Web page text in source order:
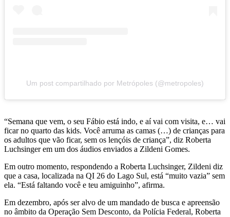
Um post compartilhado por Metrópoles (@metropoles)
“Semana que vem, o seu Fábio está indo, e aí vai com visita, e… vai
ficar no quarto das kids. Você arruma as camas (…) de crianças para
os adultos que vão ficar, sem os lençóis de criança”, diz Roberta
Luchsinger em um dos áudios enviados a Zildeni Gomes.
Em outro momento, respondendo a Roberta Luchsinger, Zildeni diz
que a casa, localizada na QI 26 do Lago Sul, está “muito vazia” sem
ela. “Está faltando você e teu amiguinho”, afirma.
Em dezembro, após ser alvo de um mandado de busca e apreensão
no âmbito da Operação Sem Desconto, da Polícia Federal, Roberta